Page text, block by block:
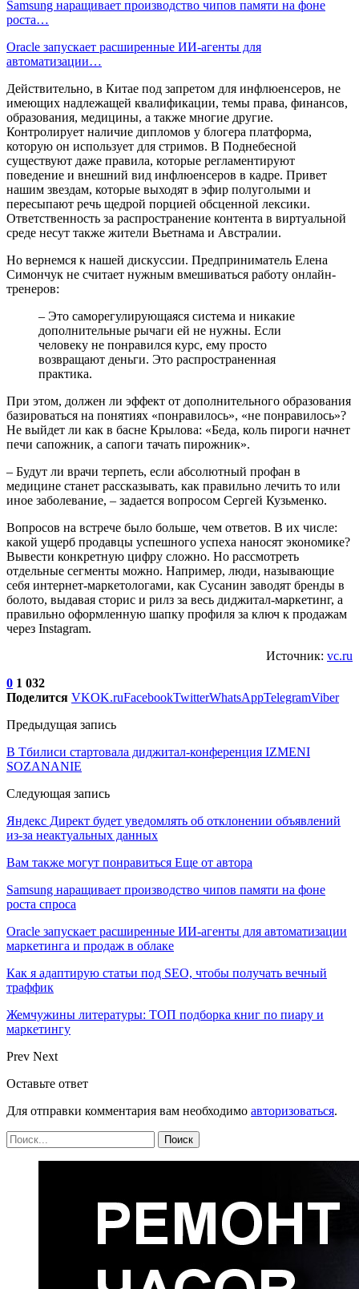
Samsung наращивает производство чипов памяти на фоне
роста…
Oracle запускает расширенные ИИ‑агенты для
автоматизации…
Действительно, в Китае под запретом для инфлюенсеров, не
имеющих надлежащей квалификации, темы права, финансов,
образования, медицины, а также многие другие.
Контролирует наличие дипломов у блогера платформа,
которую он использует для стримов. В Поднебесной
существуют даже правила, которые регламентируют
поведение и внешний вид инфлюенсеров в кадре. Привет
нашим звездам, которые выходят в эфир полуголыми и
пересыпают речь щедрой порцией обсценной лексики.
Ответственность за распространение контента в виртуальной
среде несут также жители Вьетнама и Австралии.
Но вернемся к нашей дискуссии. Предприниматель Елена
Симончук не считает нужным вмешиваться работу онлайн-
тренеров:
– Это саморегулирующаяся система и никакие
дополнительные рычаги ей не нужны. Если
человеку не понравился курс, ему просто
возвращают деньги. Это распространенная
практика.
При этом, должен ли эффект от дополнительного образования
базироваться на понятиях «понравилось», «не понравилось»?
Не выйдет ли как в басне Крылова: «Беда, коль пироги начнет
печи сапожник, а сапоги тачать пирожник».
– Будут ли врачи терпеть, если абсолютный профан в
медицине станет рассказывать, как правильно лечить то или
иное заболевание, – задается вопросом Сергей Кузьменко.
Вопросов на встрече было больше, чем ответов. В их числе:
какой ущерб продавцы успешного успеха наносят экономике?
Вывести конкретную цифру сложно. Но рассмотреть
отдельные сегменты можно. Например, люди, называющие
себя интернет-маркетологами, как Сусанин заводят бренды в
болото, выдавая сторис и рилз за весь диджитал-маркетинг, а
правильно оформленную шапку профиля за ключ к продажам
через Instagram.
Источник: vc.ru
0 1 032
Поделится VKOK.ruFacebookTwitterWhatsAppTelegramViber
Предыдущая запись
В Тбилиси стартовала диджитал-конференция IZMENI
SOZANANIE
Следующая запись
Яндекс Директ будет уведомлять об отклонении объявлений
из-за неактуальных данных
Вам также могут понравиться Еще от автора
Samsung наращивает производство чипов памяти на фоне
роста спроса
Oracle запускает расширенные ИИ‑агенты для автоматизации
маркетинга и продаж в облаке
Как я адаптирую статьи под SEO, чтобы получать вечный
траффик
Жемчужины литературы: ТОП подборка книг по пиару и
маркетингу
Prev Next
Оставьте ответ
Для отправки комментария вам необходимо авторизоваться.